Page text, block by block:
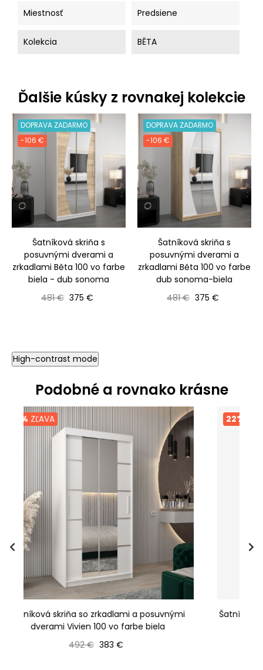
Miestnosť Predsiene
Kolekcia BĚTA
Ďalšie kúsky z rovnakej kolekcie
DOPRAVA ZADARMO
-106 €
Šatníková skriňa s
posuvnými dverami a
zrkadlami Běta 100 vo farbe
biela - dub sonoma
Bežná cena
481 € Cena
375 €
DOPRAVA ZADARMO
-106 €
Šatníková skriňa s
posuvnými dverami a
zrkadlami Běta 100 vo farbe
dub sonoma-biela
Bežná cena
481 € Cena
375 €
High-contrast mode
Podobné a rovnako krásne
22%
Šatníková skriňa Vivi so zrkadlom a posuvnými
dverami 100 vo farbe biela
Bežná cena
487 €